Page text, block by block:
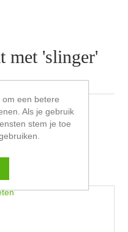
met 'slinger'
per pagina
een betere
Als je gebruik
stem je toe